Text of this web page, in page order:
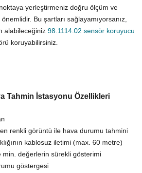
yerleştirmeniz doğru ölçüm ve
Bu şartları sağlayamıyorsanız,
alabileceğiniz 98.1114.02 sensör koruyucu
koruyabilirsiniz.
Tahmin İstasyonu Özellikleri
renkli görüntü ile hava durumu tahmini
kablosuz iletimi (max. 60 metre)
min. değerlerin sürekli gösterimi
göstergesi